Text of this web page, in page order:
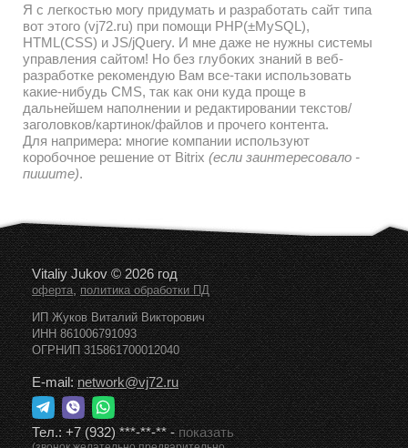
Я с легкостью могу придумать и разработать сайт типа
вот этого (vj72.ru) при помощи PHP(±MySQL),
HTML(CSS) и JS/jQuery. И мне даже не нужны системы
управления сайтом! Но без глубоких знаний в веб-
разработке рекомендую Вам все-таки использовать
какие-нибудь CMS, так как они куда проще в
дальнейшем наполнении и редактировании текстов/
заголовков/картинок/файлов и прочего контента.
Для напримера: многие компании используют
коробочное решение от Bitrix (если заинтересовало -
пишите).
Vitaliy Jukov © 2026 год
оферта,политика обработки ПД
ИП Жуков Виталий Викторович
ИНН 861006791093
ОГРНИП 315861700012040
E-mail:network@vj72.ru
Тел.:+7 (932) ***-**-**-показать